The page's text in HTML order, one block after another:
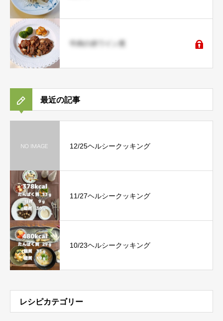
牛肉の赤ワイン煮
最近の記事
12/25ヘルシークッキング
11/27ヘルシークッキング
10/23ヘルシークッキング
レシピカテゴリー